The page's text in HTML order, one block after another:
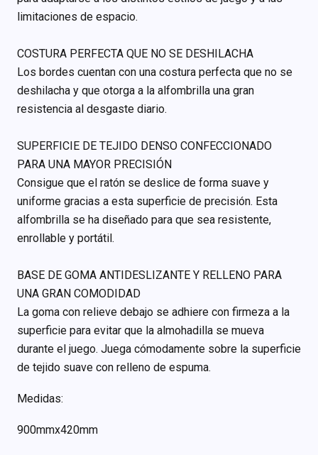
limitaciones de espacio.
COSTURA PERFECTA QUE NO SE DESHILACHA
Los bordes cuentan con una costura perfecta que no se
deshilacha y que otorga a la alfombrilla una gran
resistencia al desgaste diario.
SUPERFICIE DE TEJIDO DENSO CONFECCIONADO
PARA UNA MAYOR PRECISIÓN
Consigue que el ratón se deslice de forma suave y
uniforme gracias a esta superficie de precisión. Esta
alfombrilla se ha diseñado para que sea resistente,
enrollable y portátil.
BASE DE GOMA ANTIDESLIZANTE Y RELLENO PARA
UNA GRAN COMODIDAD
La goma con relieve debajo se adhiere con firmeza a la
superficie para evitar que la almohadilla se mueva
durante el juego. Juega cómodamente sobre la superficie
de tejido suave con relleno de espuma.
Medidas:
900mmx420mm